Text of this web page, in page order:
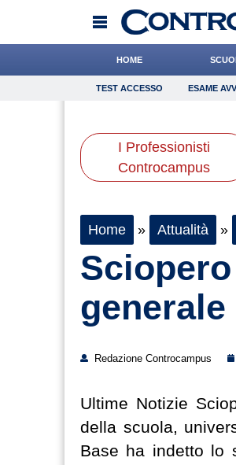
HOME
TEST ACCESSO Esame
Scienze
TEST ACCESSO ESAME
I Professionisti
Controcampus
Home » Attualità »
Redazione Controcampus
Ultime Notizie
della scuola,
Base ha indetto lo